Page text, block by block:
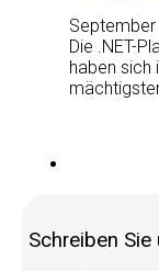
Die .NET-
haben sich
Schreiben Sie